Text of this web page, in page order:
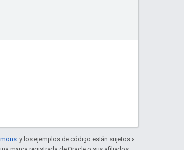
, y los ejemplos de código están sujetos a